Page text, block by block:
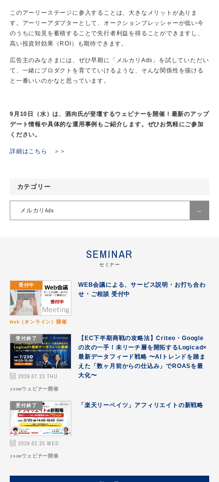
このアーリーステージに参入することは、大きなメリットがありま
す。アーリーアダプターとして、オークションプレッシャーが低い今
のうちに知見を蓄積することで先行者利益を得ることができますし、
高い投資対効果（ROI）も期待できます。
広告主のみなさまには、ぜひ早期に「メルカリAds」を試していただい
て、一緒にプロダクトを育てていけるような、そんな関係性を描ける
と一番いいのかなと思っています。
9月10日（水）は、酒向氏が登壇するウェビナーを開催！最新のアップ
デート情報や具体的な運用事例もご紹介します。ぜひお気軽にご参加
ください。
詳細はこちら ＞＞
カテゴリー
メルカリAds
Criteo
Google広告
その他
データフィード最適化
SEMINAR
セミナー
受付中
Web（オンライン）開催
WEB会議による、サービス説明・お打ち合わ
せ・ご相談 受付中
受付終了
2026.07.23.THU
zoomウェビナー開催
【EC下半期商戦の攻略法】Criteo・Google
の次の一手！未リーチ層を開拓するLogicad×
最新データフィード戦略 〜AIトレンドを踏ま
えた「数ヶ月前からの仕込み」でROASを最
大化〜
受付終了
2026.03.25.WED
zoomウェビナー開催
「楽天リーベイツ」アフィリエイトの新戦略